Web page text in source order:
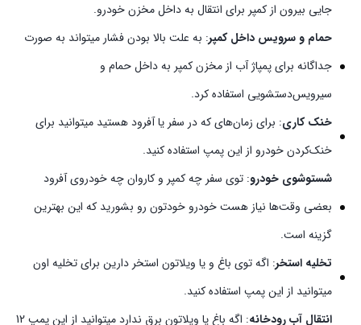
جایی بیرون از کمپر برای انتقال به داخل مخزن خودرو.
حمام و سرویس داخل کمپر: به علت بالا بودن فشار میتواند به صورت
جداگانه برای پمپاژ آب از مخزن کمپر به داخل حمام و
سیرویس‌دستشویی استفاده کرد.
خنک کاری: برای زمان‌های که در سفر یا آفرود هستید میتوانید برای
خنک‌کردن خودرو از این پمپ استفاده کنید.
شستوشوی خودرو: توی سفر چه کمپر و کاروان چه خودروی آفرود
بعضی وقت‌ها نیاز هست خودرو خودتون رو بشورید که این بهترین
گزینه است.
تخلیه استخر: اگه توی باغ و یا ویلاتون استخر دارین برای تخلیه اون
میتوانید از این پمپ استفاده کنید.
انتقال آب رودخانه
: اگه باغ یا ویلاتون برق ندارد میتوانید از این پمپ 12